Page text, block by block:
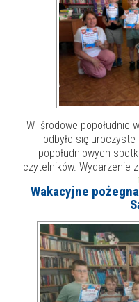
W środowe popołudnie
odbyło się
popołudniowych
czytelników. Wydarzenie
Wakacyjne